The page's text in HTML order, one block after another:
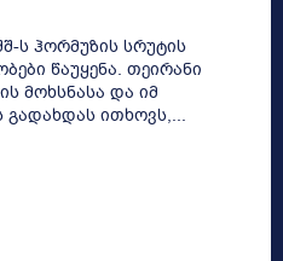
ს ჰორმუზის სრუტის
წაუყენა. თეირანი
მოხსნასა და იმ
გადახდას ითხოვს,...